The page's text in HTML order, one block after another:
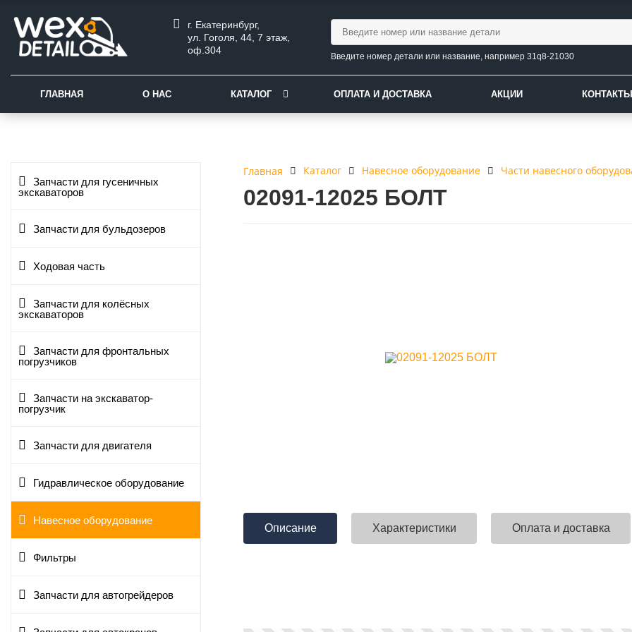
г. Екатеринбург,
ул. Гоголя, 44, 7 этаж,
оф.304
Введите номер детали или название, например 31q8-21030
ГЛАВНАЯ О НАС КАТАЛОГ ОПЛАТА И ДОСТАВКА АКЦИИ КОНТАКТЫ
Запчасти для гусеничных
экскаваторов
Запчасти для бульдозеров
Ходовая часть
Запчасти для колёсных
экскаваторов
Запчасти для фронтальных
погрузчиков
Запчасти на экскаватор-
погрузчик
Запчасти для двигателя
Гидравлическое оборудование
Навесное оборудование
Фильтры
Запчасти для автогрейдеров
Главная Каталог Навесное оборудование Части навесного
02091-12025 БОЛТ
Описание Характеристики Оплата и доставка